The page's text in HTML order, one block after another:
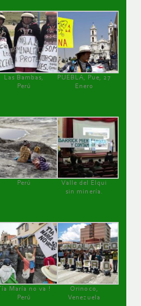
Las Bambas,
Perú
PUEBLA, Pue, 27
Enero
Perú
Valle del Elqui
sin minería.
Tía María no va !
Perú
Orinoco,
Venezuela